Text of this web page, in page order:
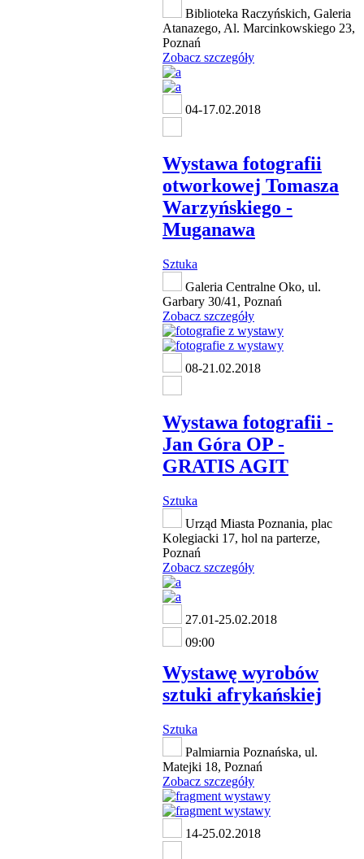
Biblioteka Raczyńskich, Galeria
Atanazego, Al. Marcinkowskiego 23,
Poznań
Zobacz szczegóły
04-17.02.2018
Wystawa fotografii
otworkowej Tomasza
Warzyńskiego -
Muganawa
Sztuka
Galeria Centralne Oko, ul.
Garbary 30/41, Poznań
Zobacz szczegóły
08-21.02.2018
Wystawa fotografii -
Jan Góra OP -
GRATIS AGIT
Sztuka
Urząd Miasta Poznania, plac
Kolegiacki 17, hol na parterze,
Poznań
Zobacz szczegóły
27.01-25.02.2018
09:00
Wystawę wyrobów
sztuki afrykańskiej
Sztuka
Palmiarnia Poznańska, ul.
Matejki 18, Poznań
Zobacz szczegóły
14-25.02.2018